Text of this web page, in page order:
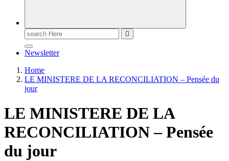
Newsletter
Home
LE MINISTERE DE LA RECONCILIATION – Pensée du
jour
LE MINISTERE DE LA
RECONCILIATION – Pensée
du jour